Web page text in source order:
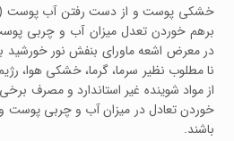
برهم خوردن تعدل میزان آب و چربی
در معرض اشعه ماورای بنفش نور
نا مطلوب نظیر سرما، گرما، خشکی هوا،
از مواد شوینده غیر استاندارد و مصرف
خوردن تعادل در میزان آب و چربی
باشند.